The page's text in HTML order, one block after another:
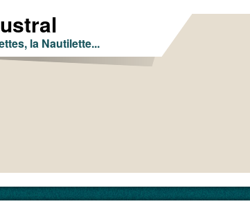
la Nautilette...